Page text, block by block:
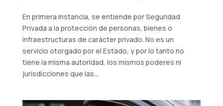
En primera instancia, se entiende por Seguridad
Privada a la protección de personas, bienes o
infraestructuras de carácter privado. No es un
servicio otorgado por el Estado, y por lo tanto no
tiene la misma autoridad, los mismos poderes ni
jurisdicciones que las...